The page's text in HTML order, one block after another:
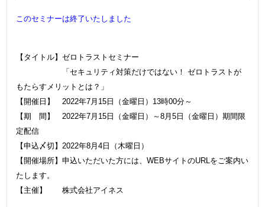
このセミナーは終了いたしました
【タイトル】ゼロトラストセミナー
「セキュリティ対策だけではない！ ゼロトラストが
もたらすメリットとは？」
【開催日】 2022年7月15日（金曜日）13時00分～
【期 間】 2022年7月15日（金曜日）～8月5日（金曜日）期間限
定配信
【申込〆切】2022年8月4日（木曜日）
【開催場所】申込いただいた方には、WEBサイトのURLをご案内い
たします。
【主催】 株式会社アイネス